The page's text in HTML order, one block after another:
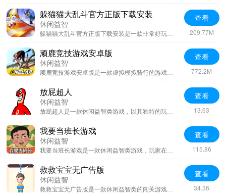
躲猫猫大乱斗官方正版下载安装
休闲益智
躲猫猫大乱斗官方正版下载安装是一款非常好玩的休闲躲猫猫类型的游戏，在这款游戏当中玩家可以对于角色进行选择，并且还有武器的使用，游戏内的多个模式自己选择喜欢的玩法，游戏的整体乐趣非常的强烈，加入房间即可开始对局，喜欢这款游戏的小伙伴可以尝试下载。
查看
209.77M
顽鹿竞技游戏安卓版
休闲益智
顽鹿竞技游戏安卓版是一款虚拟模拟骑行的游戏，在该游戏当中玩家可以体验到室内到室外的骑行乐趣，而且合理的骑行对于健康十分有益，下载这款游戏可以在室内模拟骑车，喜欢这款游戏的小伙伴可以尝试下载。
查看
772.2M
放屁超人
休闲益智
放屁超人是一款休闲益智类游戏，以其独特的玩法和搞笑的主题深受玩家喜爱。游戏中，玩家需要操作超人通过放屁来驱赶路上的坏蛋，同时收集金币升级超能力。游戏音乐欢快，特效搞笑，难度适中，适合所有年龄段的玩家放松心情，享受游戏的乐趣。
查看
13.63
我要当班长游戏
休闲益智
我要当班长游戏是一款休闲益智类游戏，玩家在游戏中扮演学生，争取成为班长。游戏包含多种玩法，如答题闯关、角色创建等，旨在考验玩家的知识及逻辑思维能力。游戏画风简洁，适合喜欢休闲益智类游戏的玩家。
查看
115.86
救救宝宝无广告版
休闲益智
救救宝宝无广告版是一款休闲益智类的闯关游戏，玩家需要通过切割绳索来解救被绑的宝宝。游戏关卡丰富，难度逐渐上升，充满挑战性。画面简洁，操作简单，但需要玩家仔细思考和精准操作。适合喜欢解谜和闯关的玩家。
查看
34.36